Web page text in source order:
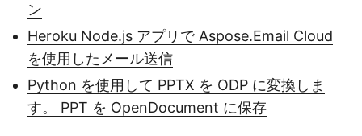
ン
Heroku Node.js アプリで Aspose.Email Cloud
を使用したメール送信
Python を使用して PPTX を ODP に変換しま
す。 PPT を OpenDocument に保存